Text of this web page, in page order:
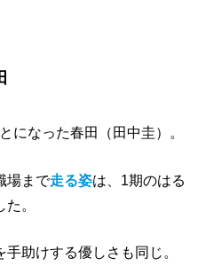
になった春田（田中圭）。
場まで走る姿は、1期のはる
。
助けする優しさも同じ。